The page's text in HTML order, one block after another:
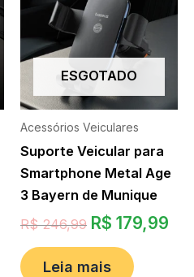
ESGOTADO
Acessórios Veiculares
Suporte Veicular para
Smartphone Metal Age
3 Bayern de Munique
R$246,99 R$ 179,99
Leia mais